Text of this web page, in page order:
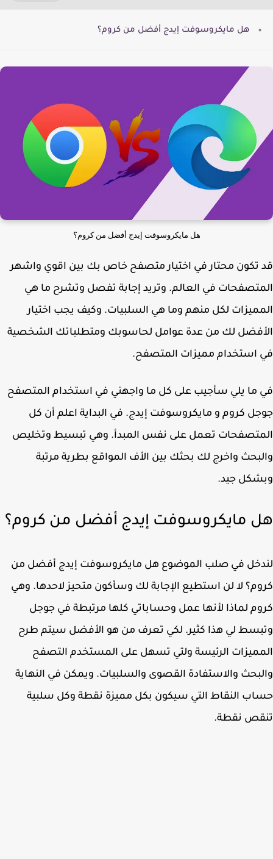
هل مايكروسوفت إيدج أفضل من كروم؟
هل مايكروسوفت إيدج أفضل من كروم؟
تكون محتار في اختيار متصفح خاص بك بين اقوي واشهر
في العالم. وتريد إجابة تفصل وتشرح ما هي
لكل منهم وما هي السلبيات. وكيف يجب اختيار
لك من عدة عوامل لحاسوبك ومتطلباتك الشخصية
استخدام مميزات المتصفح.
ما يلي سأجيب على كل ما واجهني في استخدام المتصفح
كروم و مايكروسوفت إيدج. في البداية اعلم أن كل
تعمل على نفس المبدأ. وهي تبسيط وتخليص
واخرج لك بحثك بين الأف المواقع بطرية مرتبة
جيد.
مايكروسوفت إيدج أفضل من كروم؟
في صلب الموضوع هل مايكروسوفت إيدج أفضل من
لا لن استطيع الإجابة لك وسأكون متحيز لاحدها. وهي
لماذا لأنها عمل وحساباتي كلها مرتبطة في جوجل
لي هذا كثير. لكي تعرف من هو الأفضل سيتم طرح
الرئيسة ولتي تسهل على المستخدم التصفح
والاستفادة القصوى والسلبيات. ويمكن في النهاية
النقاط التي سيكون بكل مميزة نقطة وكل سلبية
نقطة.